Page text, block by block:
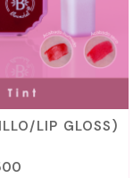
LIP GLOSS)